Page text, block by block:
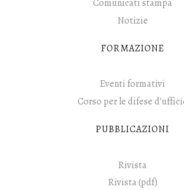
Comunicati stampa
Notizie
FORMAZIONE
Eventi formativi
Corso per le difese
PUBBLICAZIONI
Rivista
Rivista (pdf)